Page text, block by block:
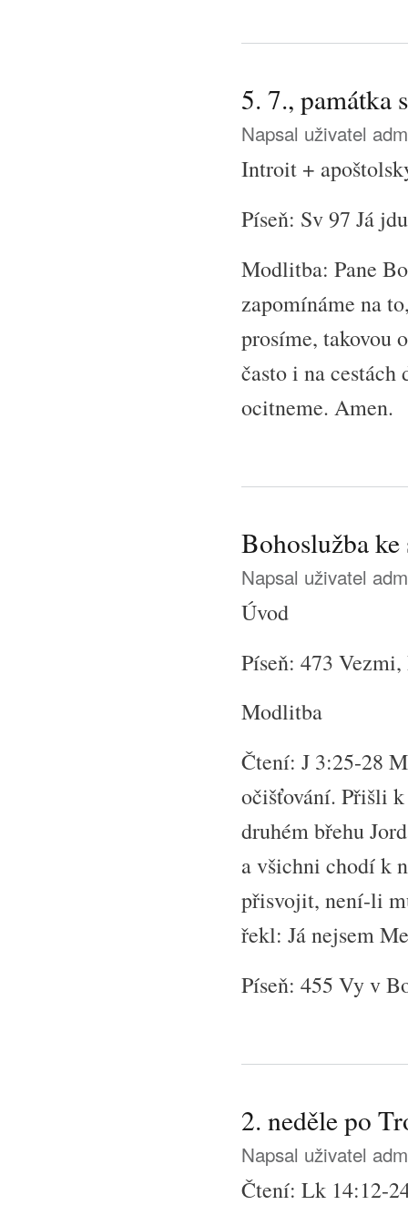
5. 7., památka
Napsal uživatel
Introit +
Píseň: Sv 97 Já
Modlitba: Pane
zapomínáme na
prosíme, takovou
často i na cestách
ocitneme. Amen.
Bohoslužba
Napsal uživatel
Úvod
Píseň: 473
Modlitba
Čtení: J 3:25-28
očišťování. Přišli
druhém břehu
a všichni chodí k
přisvojit, není-li
řekl: Já nejsem
Píseň: 455 Vy v
2. neděle po
Napsal uživatel
Čtení: Lk 14:12-